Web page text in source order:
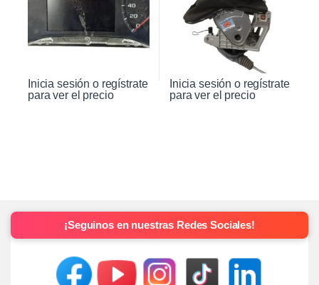
Inicia sesión o regístrate
para ver el precio
Inicia sesión o regístrate
para ver el precio
¡Seguinos en nuestras Redes Sociales!